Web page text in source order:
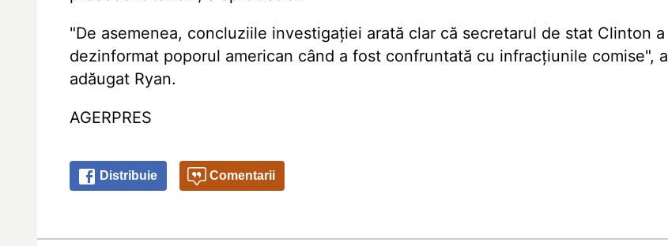
"De asemenea, concluziile investigației arată clar că secretarul de stat Clinton a
dezinformat poporul american când a fost confruntată cu infracțiunile comise", a
adăugat Ryan.
AGERPRES
Distribuie Comentarii